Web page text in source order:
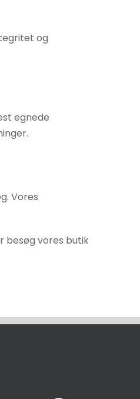
og
egnede
Vores
besøg vores butik